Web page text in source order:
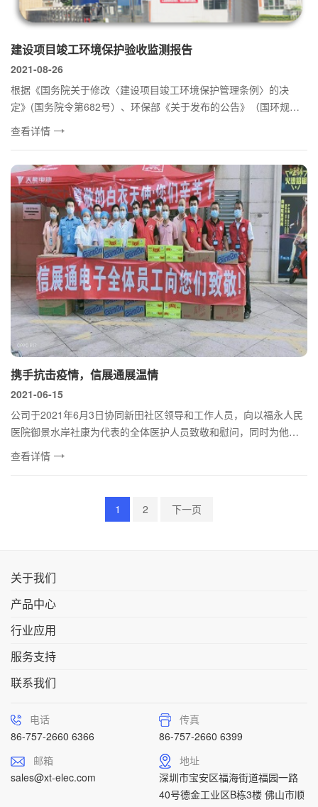
建设项目竣工环境保护验收监测报告
2021-08-26
根据《国务院关于修改〈建设项目竣工环境保护管理条例〉的决
定》(国务院令第682号）、环保部《关于发布的公告》（国环规环
评[2017]4...
查看详情
携手抗击疫情，信展通展温情
2021-06-15
公司于2021年6月3日协同新田社区领导和工作人员，向以福永人民
医院御景水岸社康为代表的全体医护人员致敬和慰问，同时为他们
送上防疫...
查看详情
1 2 下一页
关于我们
产品中心
行业应用
服务支持
联系我们
电话
86-757-2660 6366
传真
86-757-2660 6399
邮箱
sales@xt-elec.com
地址
深圳市宝安区福海街道福园一路
40号德金工业区B栋3楼 佛山市顺